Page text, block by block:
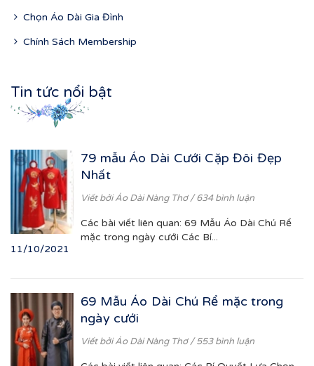
Chọn Áo Dài Gia Đình
Chính Sách Membership
Tin tức nổi bật
11/10/2021
79 mẫu Áo Dài Cưới Cặp Đôi Đẹp
Nhất
Viết bởiÁo Dài Nàng Thơ/ 634 bình luận
Các bài viết liên quan: 69 Mẫu Áo Dài Chú Rể
mặc trong ngày cưới Các Bí...
69 Mẫu Áo Dài Chú Rể mặc trong
ngày cưới
Viết bởiÁo Dài Nàng Thơ/ 553 bình luận